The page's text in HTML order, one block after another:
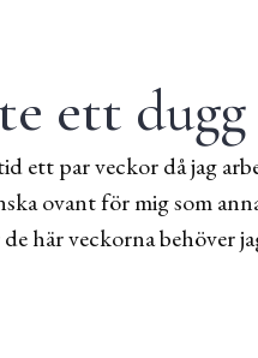
ett dugg
ett par veckor då jag
ovant för mig som
här veckorna behöver